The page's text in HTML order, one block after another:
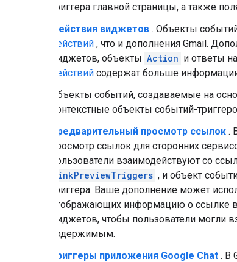
триггера главной страницы, а также
Действия виджетов . Объекты
действий , что и дополнения Gmail.
виджетов, объекты Action и ответы
действий содержат больше
Объекты событий, создаваемые на
контекстные объекты событий-
Предварительный просмотр ссылок .
просмотр ссылок для сторонних
пользователи взаимодействуют со
linkPreviewTriggers , и объект
триггера. Ваше дополнение может
отображающих информацию о ссылке
виджетов, чтобы пользователи могли
содержимым.
Триггеры приложения Google Chat . В